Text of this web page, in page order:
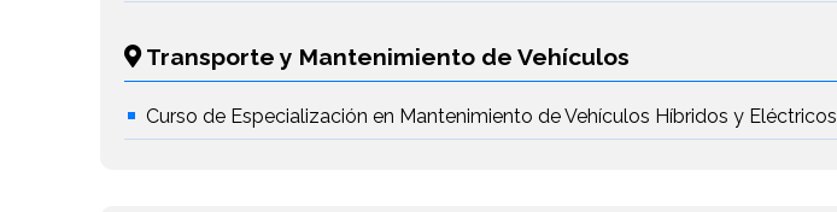
Transporte y Mantenimiento de Vehículos
Curso de Especialización en Mantenimiento de Vehículos Híbridos y Eléctricos